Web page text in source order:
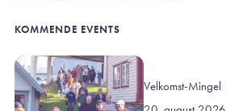
KOMMENDE EVENTS
Velkomst-Mingel